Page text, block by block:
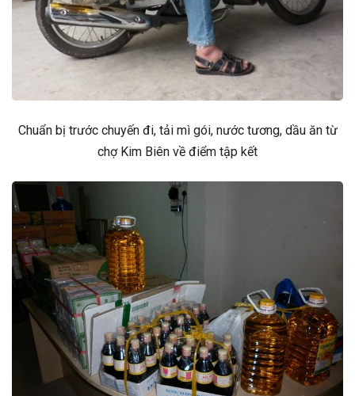
Chuẩn bị trước chuyến đi, tải mì gói, nước tương, dầu ăn từ
chợ Kim Biên về điểm tập kết